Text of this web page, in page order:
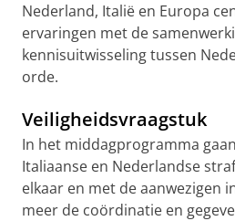
Nederland, Italië en Europa
ervaringen met de
kennisuitwisseling tussen
orde.
Veiligheidsvraagstuk
In het middagprogramma
Italiaanse en Nederlandse
elkaar en met de aanwezigen
meer de coördinatie en